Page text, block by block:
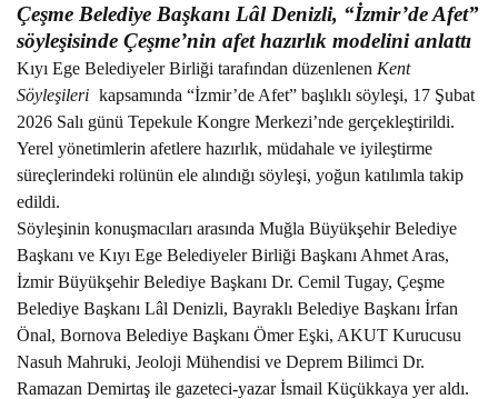
THE UNIQUE STREETS OF ÇEŞME
PLACES TO VISIT
Çeşme Belediye Başkanı Lâl Denizli, “İzmir’de Afet”
söyleşisinde Çeşme’nin afet hazırlık modelini anlattı
Kıyı Ege Belediyeler Birliği tarafından düzenlenen Kent
Söyleşileri kapsamında “İzmir’de Afet” başlıklı söyleşi, 17 Şubat
2026 Salı günü Tepekule Kongre Merkezi’nde gerçekleştirildi.
Yerel yönetimlerin afetlere hazırlık, müdahale ve iyileştirme
süreçlerindeki rolünün ele alındığı söyleşi, yoğun katılımla takip
edildi.
Söyleşinin konuşmacıları arasında Muğla Büyükşehir Belediye
Başkanı ve Kıyı Ege Belediyeler Birliği Başkanı Ahmet Aras,
İzmir Büyükşehir Belediye Başkanı Dr. Cemil Tugay, Çeşme
Belediye Başkanı Lâl Denizli, Bayraklı Belediye Başkanı İrfan
Önal, Bornova Belediye Başkanı Ömer Eşki, AKUT Kurucusu
Nasuh Mahruki, Jeoloji Mühendisi ve Deprem Bilimci Dr.
Ramazan Demirtaş ile gazeteci-yazar İsmail Küçükkaya yer aldı.